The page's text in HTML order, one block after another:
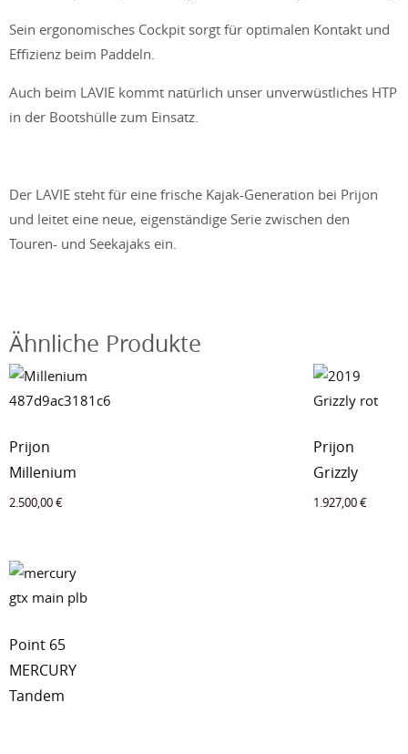
Sein ergonomisches Cockpit sorgt für optimalen Kontakt und
Effizienz beim Paddeln.
Auch beim LAVIE kommt natürlich unser unverwüstliches HTP
in der Bootshülle zum Einsatz.
Der LAVIE steht für eine frische Kajak-Generation bei Prijon
und leitet eine neue, eigenständige Serie zwischen den
Touren- und Seekajaks ein.
Ähnliche Produkte
Prijon
Millenium
2.500,00€
Prijon
Grizzly
1.927,00€
Point 65
MERCURY
Tandem